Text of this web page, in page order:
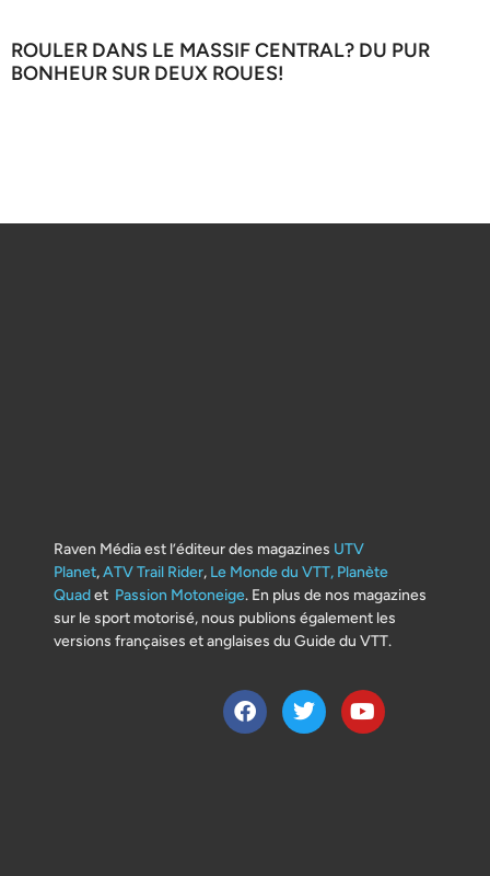
ROULER DANS LE MASSIF CENTRAL? DU PUR
BONHEUR SUR DEUX ROUES!
Raven Média est l’éditeur des magazines UTV
Planet,ATV Trail Rider, Le Monde du VTT, Planète
Quadet Passion Motoneige. En plus de nos magazines
sur le sport motorisé, nous publions également les
versions françaises et anglaises du Guide du VTT.